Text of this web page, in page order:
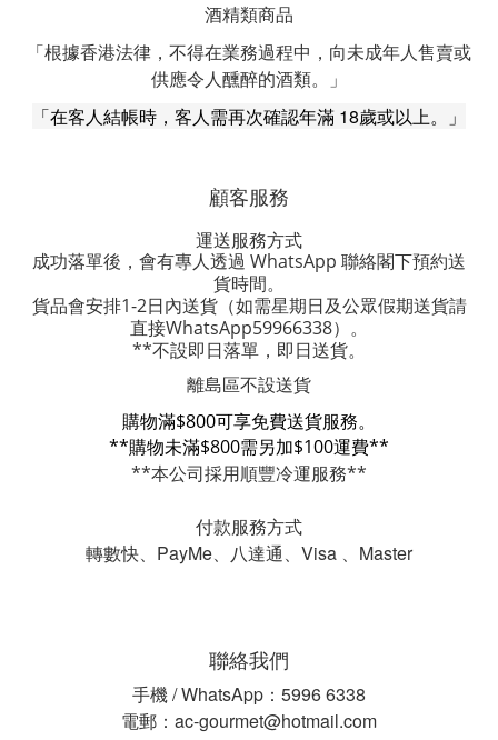
酒精類商品
「根據香港法律，不得在業務過程中，向未成年人售賣或
供應令人醺醉的酒類。」
「在客人結帳時，客人需再次確認年滿 18歲或以上。」
顧客服務
運送服務方式
成功落單後，會有專人透過 WhatsApp 聯絡閣下預約送
貨時間。
貨品會安排1-2日內送貨（如需星期日及公眾假期送貨請
直接WhatsApp59966338）。
**不設即日落單，即日送貨。
離島區不設送貨
購物滿$800可享免費送貨服務。
**購物未滿$800需另加$100運費**
**本公司採用順豐冷運服務**
付款服務方式
轉數快、PayMe、八達通、Visa 、Master
聯絡我們
手機 / WhatsApp：5996 6338
電郵：ac-gourmet@hotmail.com